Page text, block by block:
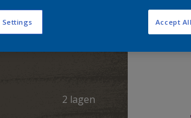
2 lagen
Settings Accept